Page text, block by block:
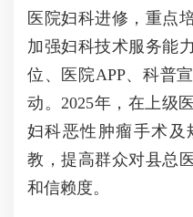
医院妇科进修，重点
加强妇科技术服务能
位、医院APP、科普
动。2025年，在上级
妇科恶性肿瘤手术及
教，提高群众对县总
和信赖度。